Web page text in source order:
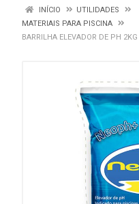
INÍCIO
UTILIDADES
MATERIAIS PARA PISCINA
BARRILHA ELEVADOR DE PH 2KG